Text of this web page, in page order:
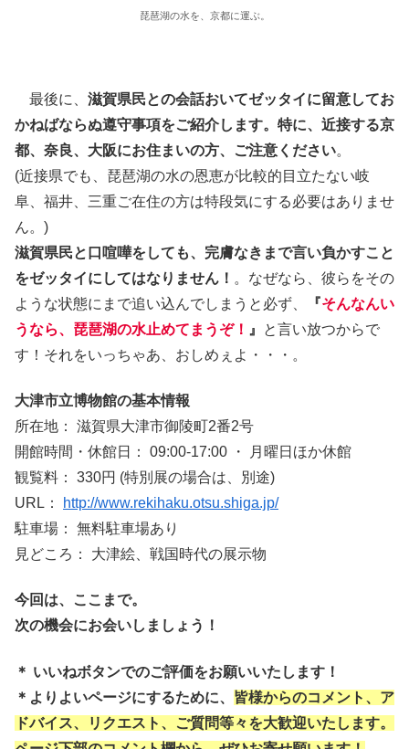
琵琶湖の水を、京都に運ぶ。
最後に、 滋賀県民との会話おいてゼッタイに留意してお
かねばならぬ遵守事項をご紹介します。特に、近接する京
都、奈良、大阪にお住まいの方、ご注意ください。
(近接県でも、琵琶湖の水の恩恵が比較的目立たない岐
阜、福井、三重ご在住の方は特段気にする必要はありませ
ん。)
滋賀県民と口喧嘩をしても、完膚なきまで言い負かすこと
をゼッタイにしてはなりません！ 。なぜなら、彼らをその
ような状態にまで追い込んでしまうと必ず、
『そんなんい
うなら、琵琶湖の水止めてまうぞ！ 』
と言い放つからで
す！それをいっちゃあ、おしめぇよ・・・。
大津市立博物館の基本情報
所在地： 滋賀県大津市御陵町2番2号
開館時間・休館日： 09:00-17:00 ・ 月曜日ほか休館
観覧料： 330円 (特別展の場合は、別途)
URL：
http://www.rekihaku.otsu.shiga.jp/
駐車場： 無料駐車場あり
見どころ： 大津絵、戦国時代の展示物
今回は、ここまで。
次の機会にお会いしましょう！
＊ いいねボタンでのご評価をお願いいたします！
＊よりよいページにするために、 皆様からのコメント、ア
ドバイス、リクエスト、ご質問等々を大歓迎いたします。